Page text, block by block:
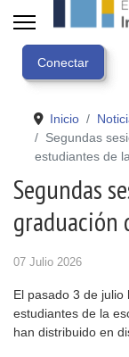
Inicio
Segundas
estudiantes de
Segundas
graduación
07 Julio 2026
El pasado 3 de
estudiantes de la
han distribuido en